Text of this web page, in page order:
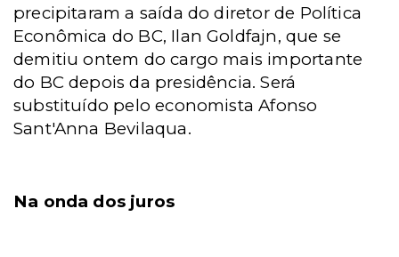
precipitaram a saída do diretor de Política
Econômica do BC, Ilan Goldfajn, que se
demitiu ontem do cargo mais importante
do BC depois da presidência. Será
substituído pelo economista Afonso
Sant'Anna Bevilaqua.
Na onda dos juros